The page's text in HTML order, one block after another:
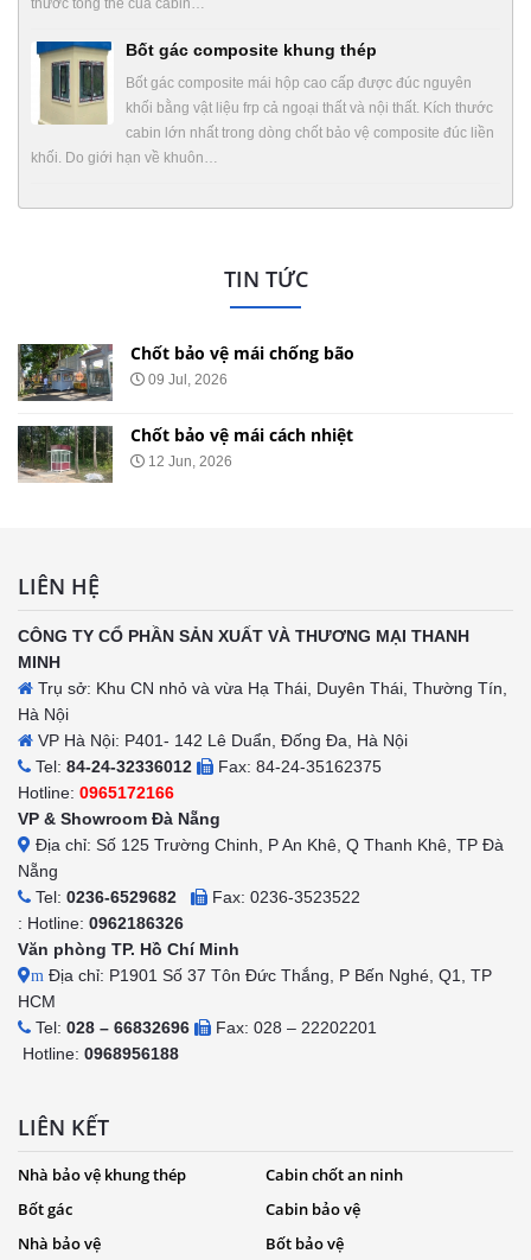
Bốt gác composite khung thép
Bốt gác composite mái hộp cao cấp được đúc nguyên
khối bằng vật liệu frp cả ngoại thất và nội thất. Kích thước
cabin lớn nhất trong dòng chốt bảo vệ composite đúc liền
khối. Do giới hạn về khuôn…
TIN TỨC
Chốt bảo vệ mái chống ồn
29 May, 2026
Chốt bảo vệ mái nhọn
20 May, 2026
LIÊN HỆ
CÔNG TY CỔ PHẦN SẢN XUẤT VÀ THƯƠNG MẠI THANH
MINH
Trụ sở: Khu CN nhỏ và vừa Hạ Thái, Duyên Thái, Thường Tín,
Hà Nội
VP Hà Nội: P401- 142 Lê Duẩn, Đống Đa, Hà Nội
Tel: 84-24-32336012
Fax: 84-24-35162375
Hotline: 0965172166
VP & Showroom Đà Nẵng
Địa chỉ: Số 125 Trường Chinh, P An Khê, Q Thanh Khê, TP Đà
Nẵng
Tel: 0236-6529682
Fax: 0236-3523522
: Hotline: 0962186326
Văn phòng TP. Hồ Chí Minh
m Địa chỉ: P1901 Số 37 Tôn Đức Thắng, P Bến Nghé, Q1, TP
HCM
Tel: 028 – 66832696
Fax: 028 – 22202201
Hotline: 0968956188
LIÊN KẾT
Nhà bảo vệ khung thép
Cabin chốt an ninh
Bốt gác
Cabin bảo vệ
Nhà bảo vệ
Bốt bảo vệ